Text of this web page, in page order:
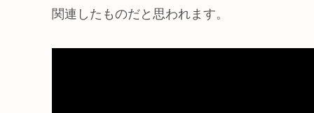
関連したものだと思われます。